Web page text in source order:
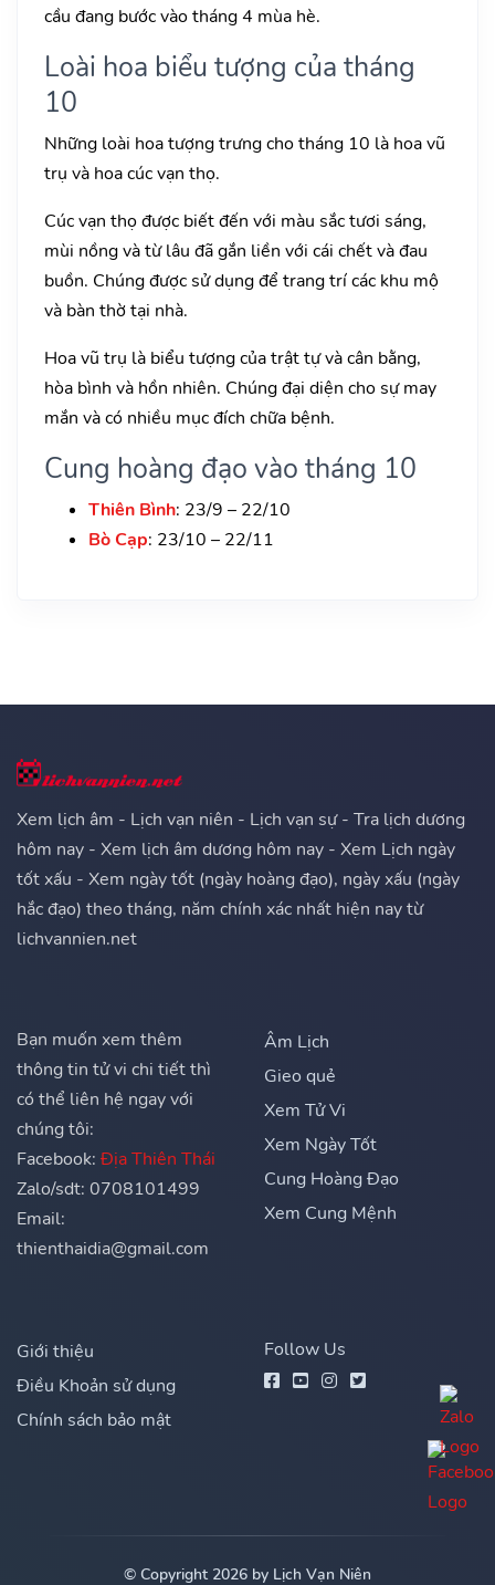
cầu đang bước vào tháng 4 mùa hè.
Loài hoa biểu tượng của tháng
10
Những loài hoa tượng trưng cho tháng 10 là hoa vũ
trụ và hoa cúc vạn thọ.
Cúc vạn thọ được biết đến với màu sắc tươi sáng,
mùi nồng và từ lâu đã gắn liền với cái chết và đau
buồn. Chúng được sử dụng để trang trí các khu mộ
và bàn thờ tại nhà.
Hoa vũ trụ là biểu tượng của trật tự và cân bằng,
hòa bình và hồn nhiên. Chúng đại diện cho sự may
mắn và có nhiều mục đích chữa bệnh.
Cung hoàng đạo vào tháng 10
Thiên Bình: 23/9 – 22/10
Bò Cạp: 23/10 – 22/11
Xem lịch âm - Lịch vạn niên - Lịch vạn sự - Tra lịch dương
hôm nay - Xem lịch âm dương hôm nay - Xem Lịch ngày
tốt xấu - Xem ngày tốt (ngày hoàng đạo), ngày xấu (ngày
hắc đạo) theo tháng, năm chính xác nhất hiện nay từ
lichvannien.net
Bạn muốn xem thêm
thông tin tử vi chi tiết thì
có thể liên hệ ngay với
chúng tôi:
Facebook: Địa Thiên Thái
Zalo/sdt: 0708101499
Email:
thienthaidia@gmail.com
Âm Lịch
Gieo quẻ
Xem Tử Vi
Xem Ngày Tốt
Cung Hoàng Đạo
Xem Cung Mệnh
Giới thiệu
Điều Khoản sử dụng
Chính sách bảo mật
Follow Us
© Copyright 2026 by Lịch Vạn Niên